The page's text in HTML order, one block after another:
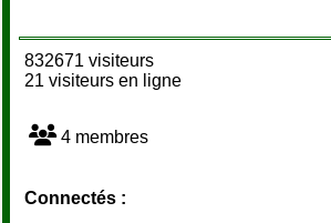
832671 visiteurs
21 visiteurs en ligne
4 membres
Connectés :